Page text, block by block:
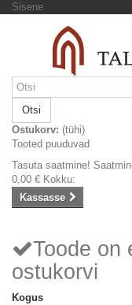
Sisene
Otsi
Ostukorv: (tühi)
Tooted puuduvad
Tasuta saatmine!
0,00 € Kokku:
Kassasse
Toode on
ostukorvi
Kogus